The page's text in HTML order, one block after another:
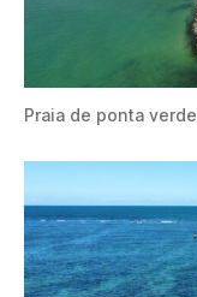
Praia de ponta verde